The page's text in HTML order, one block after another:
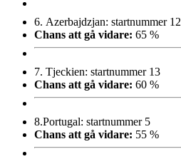
6. Azerbajdzjan: startnummer 12
Chans att gå vidare: 65 %
7. Tjeckien: startnummer 13
Chans att gå vidare: 60 %
8.Portugal: startnummer 5
Chans att gå vidare: 55 %